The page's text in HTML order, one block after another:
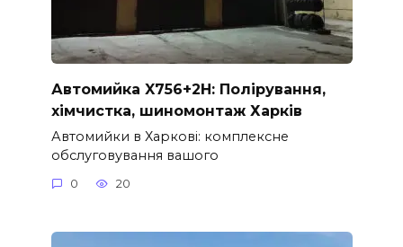
Автомийка X756+2H: Полірування,
хімчистка, шиномонтаж Харків
Автомийки в Харкові: комплексне
обслуговування вашого
0 20